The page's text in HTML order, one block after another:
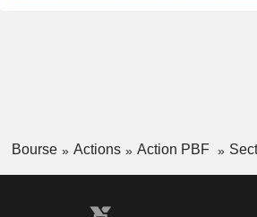
Bourse Actions Action PBF